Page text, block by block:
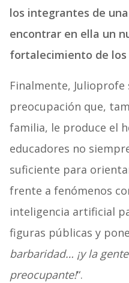
los integrantes de
encontrar en ella un
fortalecimiento de los
Finalmente, Julioprofe
preocupación que,
familia, le produce el
educadores no
suficiente para
frente a fenómenos
inteligencia artificial
figuras públicas y
barbaridad… ¡y la
preocupante!“.